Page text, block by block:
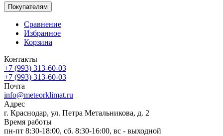
Покупателям
Сравнение
Избранное
Корзина
Контакты
+7 (993) 313-60-03
+7 (993) 313-60-03
Почта
info@meteorklimat.ru
Адрес
г. Краснодар, ул. Петра Метальникова, д. 2
Время работы
пн-пт 8:30-18:00, сб. 8:30-16:00, вс - выходной